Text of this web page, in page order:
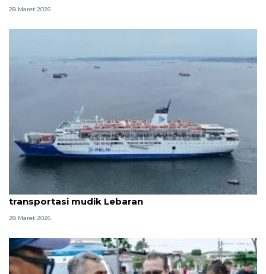
28 Maret 2026
Pelni ajak masyarakat manfaatkan diskon
transportasi mudik Lebaran
28 Maret 2026